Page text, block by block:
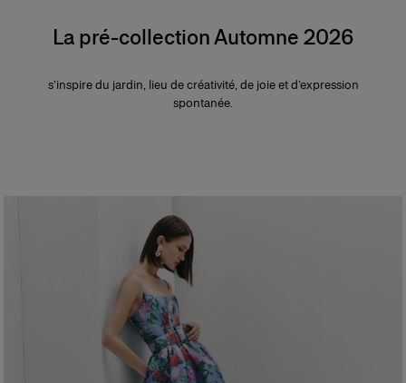
La pré-collection Automne 2026
s’inspire du jardin, lieu de créativité, de joie et d’expression
spontanée.